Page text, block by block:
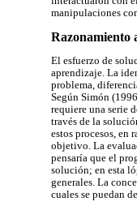
manipulaciones
Razonamiento
El esfuerzo de
aprendizaje. La
problema,
Según Simón
requiere una serie
través de la
estos procesos, en
objetivo. La
pensaría que el
solución; en esta
generales. La
cuales se puedan